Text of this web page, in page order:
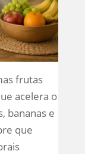
frutas
acelera o
bananas e
que